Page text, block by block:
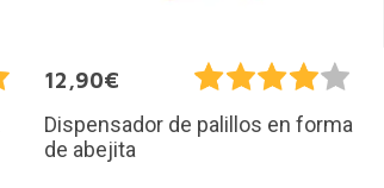
12,90€
Dispensador de palillos en forma
de abejita